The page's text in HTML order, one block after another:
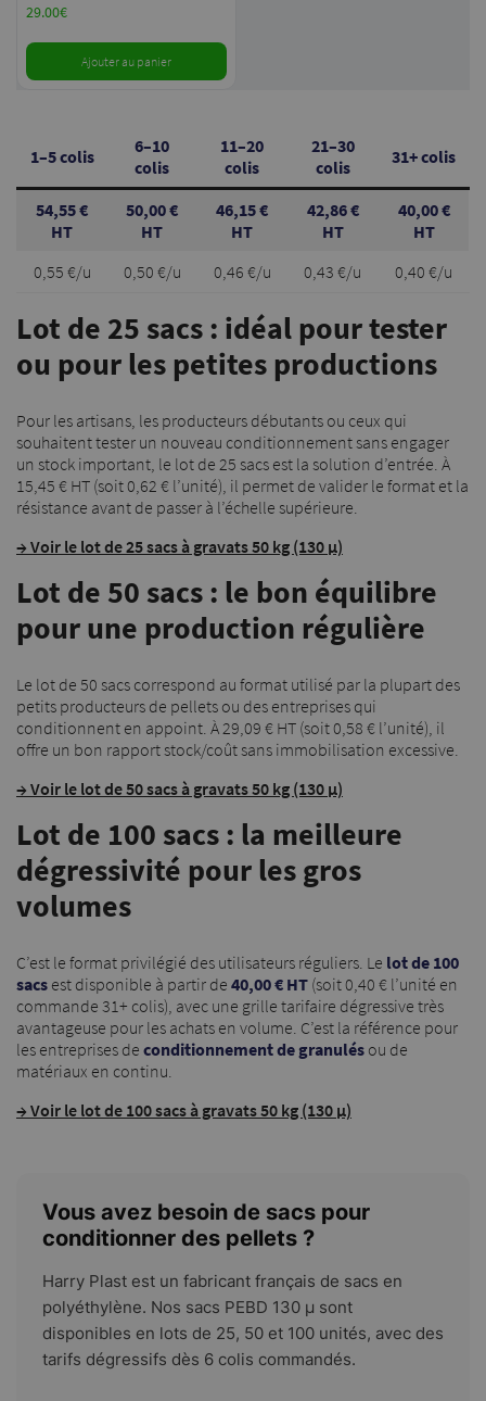
29.00€
Ajouter au panier
1–5 colis
6–10
colis
11–20
colis
21–30
colis
31+ colis
54,55 €
HT
50,00 €
HT
46,15 €
HT
42,86 €
HT
40,00 €
HT
0,55 €/u
0,50 €/u 0,46 €/u 0,43 €/u 0,40 €/u
Lot de 25 sacs : idéal pour tester
ou pour les petites productions
Pour les artisans, les producteurs débutants ou ceux qui
souhaitent tester un nouveau conditionnement sans engager
un stock important, le lot de 25 sacs est la solution d’entrée. À
15,45 € HT (soit 0,62 € l’unité), il permet de valider le format et la
résistance avant de passer à l’échelle supérieure.
→ Voir le lot de 25 sacs à gravats 50 kg (130 µ)
Lot de 50 sacs : le bon équilibre
pour une production régulière
Le lot de 50 sacs correspond au format utilisé par la plupart des
petits producteurs de pellets ou des entreprises qui
conditionnent en appoint. À 29,09 € HT (soit 0,58 € l’unité), il
offre un bon rapport stock/coût sans immobilisation excessive.
→ Voir le lot de 50 sacs à gravats 50 kg (130 µ)
Lot de 100 sacs : la meilleure
dégressivité pour les gros
volumes
C’est le format privilégié des utilisateurs réguliers. Le lot de 100
sacs est disponible à partir de 40,00 € HT (soit 0,40 € l’unité en
commande 31+ colis), avec une grille tarifaire dégressive très
avantageuse pour les achats en volume. C’est la référence pour
les entreprises de conditionnement de granulés ou de
matériaux en continu.
→ Voir le lot de 100 sacs à gravats 50 kg (130 µ)
Vous avez besoin de sacs pour
conditionner des pellets ?
Harry Plast est un fabricant français de sacs en
polyéthylène. Nos sacs PEBD 130 µ sont
disponibles en lots de 25, 50 et 100 unités, avec des
tarifs dégressifs dès 6 colis commandés.